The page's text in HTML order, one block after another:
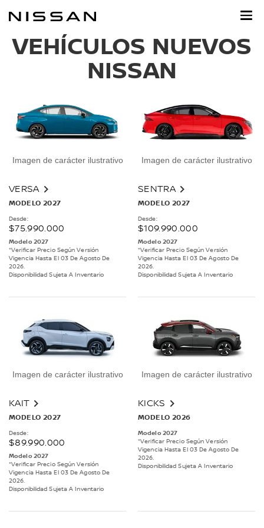
principal
VEHÍCULOS NUEVOS
NISSAN
Imagen de carácter ilustrativo
VERSA
MODELO 2027
Desde:
$75.990.000
Modelo 2027
*Verificar Precio Según Versión
Vigencia Hasta El 03 De Agosto De
2026.
Disponibilidad Sujeta A Inventario
Imagen de carácter ilustrativo
SENTRA
MODELO 2027
Desde:
$109.990.000
Modelo 2027
*Verificar Precio Según Versión
Vigencia Hasta El 03 De Agosto De
2026.
Disponibilidad Sujeta A Inventario
Imagen de carácter ilustrativo
KAIT
MODELO 2027
Desde:
$89.990.000
Modelo 2027
*Verificar Precio Según Versión
Vigencia Hasta El 03 De Agosto De
2026.
Disponibilidad Sujeta A Inventario
Imagen de carácter ilustrativo
KICKS
MODELO 2026
Modelo 2027
*Verificar Precio Según Versión
Vigencia Hasta El 03 De Agosto De
2026.
Disponibilidad Sujeta A Inventario